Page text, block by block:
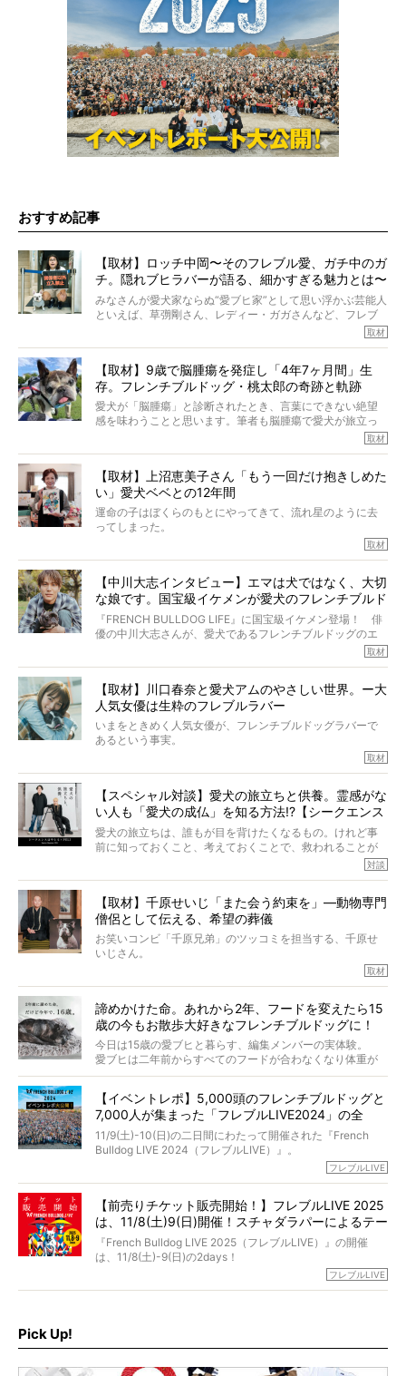
おすすめ記事
【取材】ロッチ中岡〜そのフレブル愛、ガチ中のガ
チ。隠れブヒラバーが語る、細かすぎる魅力とは〜
【前編】
みなさんが愛犬家ならぬ“愛ブヒ家”として思い浮かぶ芸能人
といえば、草彅剛さん、レディー・ガガさんなど、フレブ
ルを飼っている方が多いと思います。が、ロッチ中岡さん
んのインスタグラムを覗くと、たくさんのフレブルアカウ
ントがフォローされていて、わが『FRENCH BULLDOG
LIFE』モデルのnicoやトーラスも、その中の一頭。
そんな中岡さんに、フレブルの魅力を語っていただきまし
た。そのブヒ愛っぷりは、思ってた以上！ ガチ中のガチ
取材
【取材】9歳で脳腫瘍を発症し「4年7ヶ月間」生
存。フレンチブルドッグ・桃太郎の奇跡と軌跡
愛犬が「脳腫瘍」と診断されたとき、言葉にできない絶望
感を味わうことと思います。筆者も脳腫瘍で愛犬が旅立っ
たひとり。だからこそ、どれほど厄介で困難な病気かを理
ところが、フレンチブルドッグの桃太郎は9歳で脳腫瘍を発
症し、なんと4年7ヶ月間も生き抜いたのです。旅立ったと
きの年齢は13歳と11ヶ月、レジェンド級のレジェンドでし
た。さらには、治療後3年間は一度も発作が起きなかったと
いいます。
この事実はフレンチブルドッグだけでなく、脳腫瘍と闘う
太郎のオーナーである佐藤さんご夫婦に、治療の選択やケ
アについて詳しくお話しをうかがいました。
取材
【取材】上沼恵美子さん「もう一回だけ抱きしめた
い」愛犬ベベとの12年間
運命の子はぼくらのもとにやってきて、流れ星のように去
ってしまった。
り添いたいと思う。
その悲しみをいますぐ解消することはできないが、話をき
いて、泣いたり笑ったりするのもいいだろう。
こんな子だった、こんなにいい子だった、ほんとうに愛し
ていたと。
ぼくらは上沼恵美子さんのご自宅へ伺って、お話をきこう
と思った。
取材
【中川大志インタビュー】エマは犬ではなく、大切
な娘です。国宝級イケメンが愛犬のフレンチブルド
ッグと一緒に登場
『FRENCH BULLDOG LIFE』に国宝級イケメン登場！ 俳
優の中川大志さんが、愛犬であるフレンチブルドッグのエ
マちゃん（2歳の女の子）にメロメロとの情報を聞きつけ、
カエピソードが次から次へと飛び出しました。
取材
【取材】川口春奈と愛犬アムのやさしい世界。ー大
人気女優は生粋のフレブルラバー
いまをときめく人気女優が、フレンチブルドッグラバーで
あるという事実。
とりを目の当たりにするほどに、そのフレンチブルドッグ
愛がわたしたちのそれとまったく同じであることに、なん
だかうれしくなってしまったのでした。
春奈さんとアムちゃんのすてきな暮らしを、BUHI編集長の
小西がいつくしみながら、切り取らせていただきます。
取材
【スペシャル対談】愛犬の旅立ちと供養。霊感がな
い人も「愛犬の成仏」を知る方法!?【シークエンス
はやとも×PELI】
愛犬の旅立ちは、誰もが目を背けたくなるもの。けれど事
前に知っておくこと、考えておくことで、救われることが
力をもつお笑い芸人「シークエンスはやとも」さんに、愛
犬の旅立ちや供養についてインタビュー。
インタビュアー兼対談相手は、大の犬好きで心霊分野の知
識にも長けているPELIさん。
「愛犬が旅立ったあと、ベッドやおもちゃはどうすればい
くれる？」
さらには、霊感がない人でも愛犬が成仏したことを知る方
法まで。
お笑い芸人だからこそ暗くなりすぎない、むしろ心がスッ
と軽くなる。
永久保存版のスペシャル対談です！
対談
【取材】千原せいじ「また会う約束を」―動物専門
僧侶として伝える、希望の葬儀
お笑いコンビ「千原兄弟」のツッコミを担当する、千原せ
いじさん。
た。
僧侶としての名は「靖賢（せいけん）」。
当時54歳という年齢にして、なぜ動物専門僧侶という道を
選んだのか。
また、愛犬の旅立ちとどのように向き合うべきなのか。
た。
取材
諦めかけた命。あれから2年、フードを変えたら15
歳の今もお散歩大好きなフレンチブルドッグに！
今日は15歳の愛ブヒと暮らす、編集メンバーの実体験。
愛ブヒは二年前からすべてのフードが合わなくなり体重が
激減。検査をしても異常はなく「年齢のせいですね…」と言
もう諦めるしかないのかな…そんなとき、我が家に届いたの
が「THE fu-do(ザ・フード)」の試食品でした。
そして「THE fu-do(ザ・フード)」を食べつづけて二年、愛
ブヒは15歳になり、今も元気にお散歩をしています。
今回は、二年前の絶望から今までを包み隠さず、時系列で
【イベントレポ】5,000頭のフレンチブルドッグと
7,000人が集まった「フレブルLIVE2024」の全
貌！
11/9(土)-10(日)の二日間にわたって開催された『French
Bulldog LIVE 2024（フレブルLIVE）』。
今年はのべ5,000頭のフレンチブルドッグと7,000人のフレ
day1の司会はフレブルラバーのロッチさん。day2の音楽フ
ェスには世代ど真ん中のPUFFYが出演するなど、例年以上
に豪華なラインナップ。
北は北海道、南は鹿児島県から。全国のフレンチブルドッ
グが一堂に会した「フレブルLIVE2024」の模様を、詳しく
フレブルLIVE
【前売りチケット販売開始！】フレブルLIVE 2025
は、11/8(土)9(日)開催！スチャダラパーによるテー
マソング制作も決定
『French Bulldog LIVE 2025（フレブルLIVE）』の開催
は、11/8(土)-9(日)の2days！
お得な前売りチケット、いよいよ販売スタートです！
ど、内容盛りだくさんでお送りしていますので、最後まで
フレブルLIVE
Pick Up!